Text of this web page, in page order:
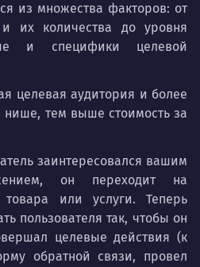
из множества факторов: от
и их количества до уровня
и специфики целевой
целевая аудитория и более
нише, тем выше стоимость за
заинтересовался вашим
он переходит на
товара или услуги. Теперь
пользователя так, чтобы он
целевые действия (к
обратной связи, провел